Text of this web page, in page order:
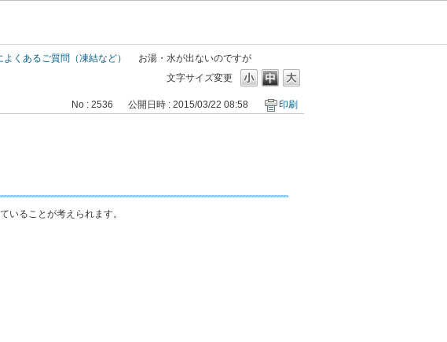
よくあるご質問（凍結など）
お湯・水が出ないのですが
文字サイズ変更
No : 2536 公開日時 : 2015/03/22 08:58 印刷
いることが考えられます。